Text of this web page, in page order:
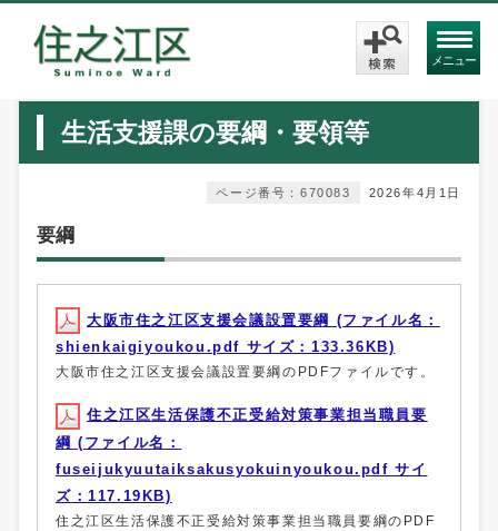
メニュー
生活支援課の要綱・要領等
2026年4月1日
ページ番号：670083
要綱
大阪市住之江区支援会議設置要綱 (ファイル名：
shienkaigiyoukou.pdf サイズ：133.36KB)
大阪市住之江区支援会議設置要綱のPDFファイルです。
住之江区生活保護不正受給対策事業担当職員要
綱 (ファイル名：
fuseijukyuutaiksakusyokuinyoukou.pdf サイ
ズ：117.19KB)
住之江区生活保護不正受給対策事業担当職員要綱のPDF